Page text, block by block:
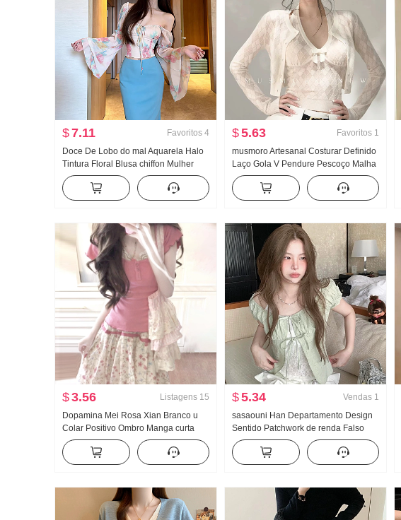
$7.11 Favoritos 4
Doce De Lobo do mal Aquarela Halo
Tintura Floral Blusa chiffon Mulher
Colar Design Sentido Efeito
emagrecedor Lata Pen Camisa
pequena Top
$5.63 Favoritos 1
musmoro Artesanal Costurar Definido
Laço Gola V Pendure Pescoço Malha
Alça de ombro Conjunto Feminino
Ling Quadriculado Cardigã Conjunto
de duas peças
$3.56 Listagens 15
Dopamina Mei Rosa Xian Branco u
Colar Positivo Ombro Manga curta
Camiseta Feminino Verão 2026 Novo
Ajustado Efeito emagrecedor Chic
Top
$5.34 Vendas 1
sasaouni Han Departamento Design
Sentido Patchwork de renda Falso
duas peças Camisa feminino Manga
bufante Cintura ajustada Efeito
emagrecedor Pendure Pescoço Top